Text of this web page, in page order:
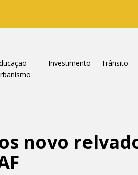
Investimento
Trânsito
novo